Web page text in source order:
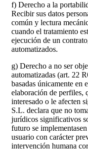
f) Derecho a la
Recibir sus datos
común y lectura
cuando el tratamiento
ejecución de un
automatizados.
g) Derecho a no ser
automatizadas (art. 22
basadas únicamente en
elaboración de perfiles,
interesado o le afecten
S.L. declara que no
jurídicos significativos
futuro se
usuario con carácter
intervención humana